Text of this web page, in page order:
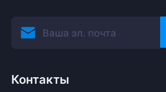
Контакты